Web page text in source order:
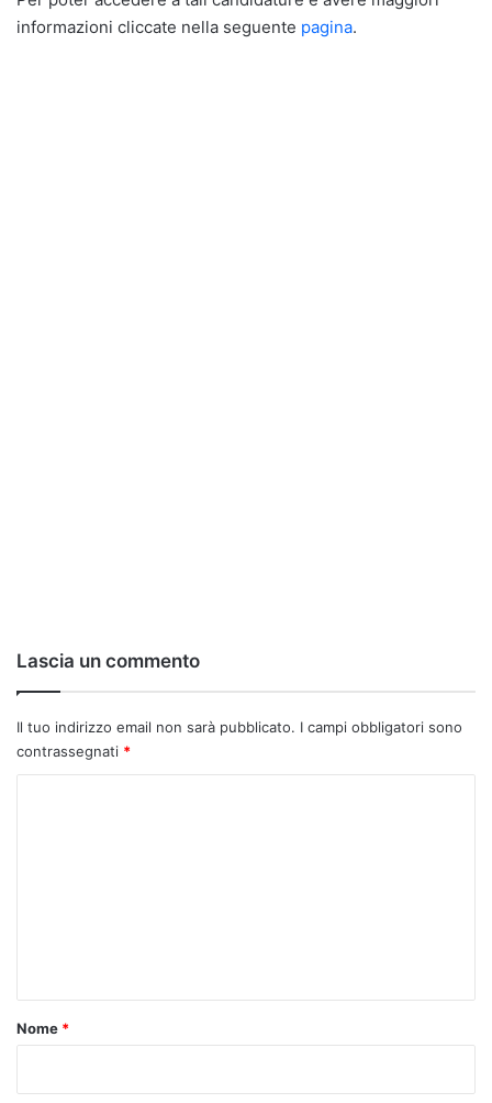
informazioni cliccate nella seguente pagina.
Lascia un commento
Il tuo indirizzo email non sarà pubblicato. I campi obbligatori sono
contrassegnati *
o
Nome *